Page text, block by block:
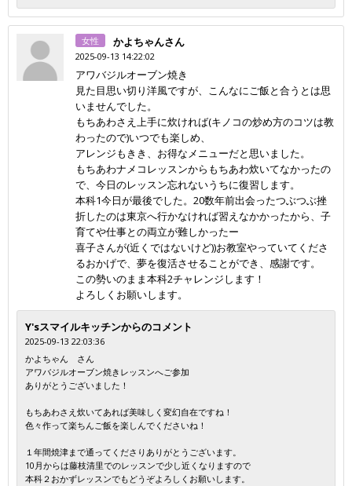
女性 かよちゃんさん
2025-09-13 14:22:02
アワバジルオーブン焼き
見た目思い切り洋風ですが、こんなにご飯と合うとは思
いませんでした。
もちあわさえ上手に炊ければ(キノコの炒め方のコツは教
わったので)いつでも楽しめ、
アレンジもきき、お得なメニューだと思いました。
もちあわナメコレッスンからもちあわ炊いてなかったの
で、今日のレッスン忘れないうちに復習します。
本科1今日が最後でした。20数年前出会ったつぶつぶ挫
折したのは東京へ行かなければ習えなかかったから、子
育てや仕事との両立が難しかったー
喜子さんが(近くではないけど))お教室やっていてくださ
るおかげで、夢を復活させることができ、感謝です。
この勢いのまま本科2チャレンジします！
よろしくお願いします。
Y'sスマイルキッチンからのコメント
2025-09-13 22:03:36
かよちゃん さん
アワバジルオーブン焼きレッスンへご参加
ありがとうございました！
もちあわさえ炊いてあれば美味しく変幻自在ですね！
色々作って楽ちんご飯を楽しんでくださいね！
１年間焼津まで通ってくださりありがとうございます。
10月からは藤枝清里でのレッスンで少し近くなりますので
本科２おかずレッスンでもどうぞよろしくお願いします。